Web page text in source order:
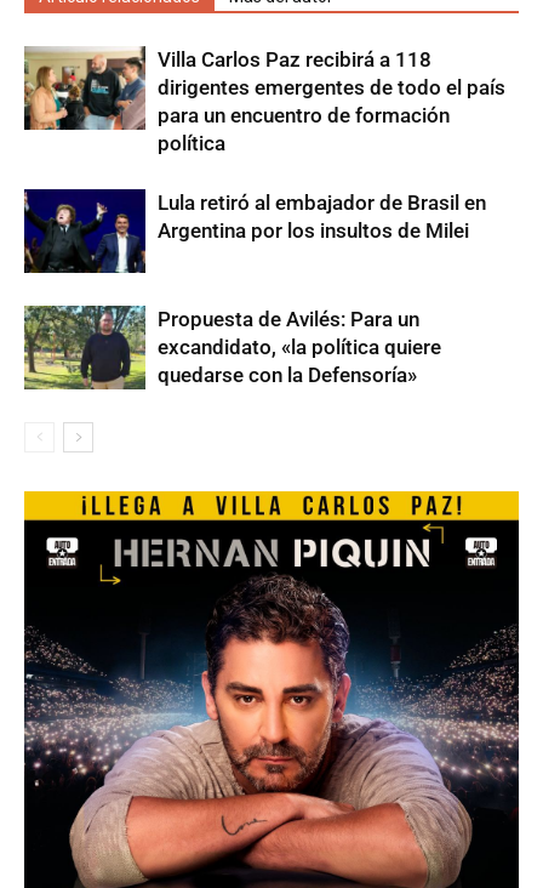
Villa Carlos Paz recibirá a 118
dirigentes emergentes de todo el país
para un encuentro de formación
política
Lula retiró al embajador de Brasil en
Argentina por los insultos de Milei
Propuesta de Avilés: Para un
excandidato, «la política quiere
quedarse con la Defensoría»